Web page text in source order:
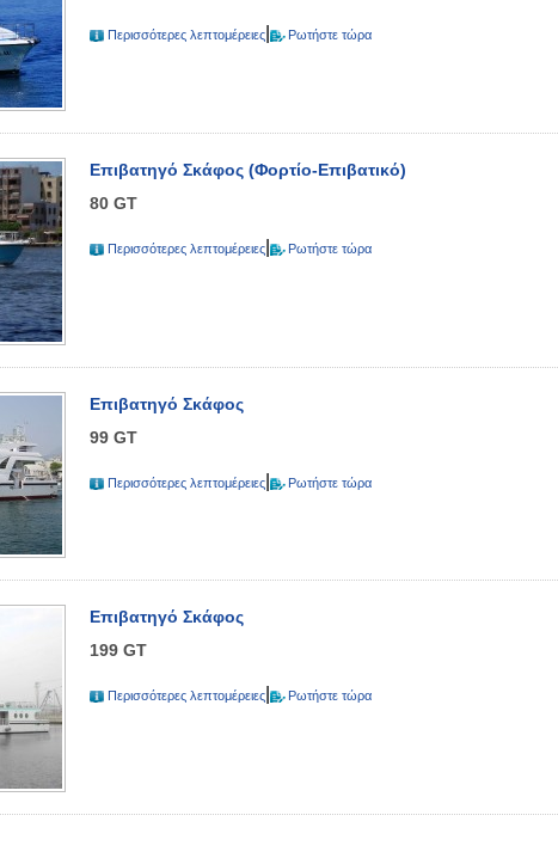
Περισσότερες λεπτομέρειες Ρωτήστε τώρα
Επιβατηγό Σκάφος (Φορτίο-Επιβατικό)
80 GT
Περισσότερες λεπτομέρειες Ρωτήστε τώρα
Επιβατηγό Σκάφος
99 GT
Περισσότερες λεπτομέρειες Ρωτήστε τώρα
Επιβατηγό Σκάφος
199 GT
Περισσότερες λεπτομέρειες Ρωτήστε τώρα